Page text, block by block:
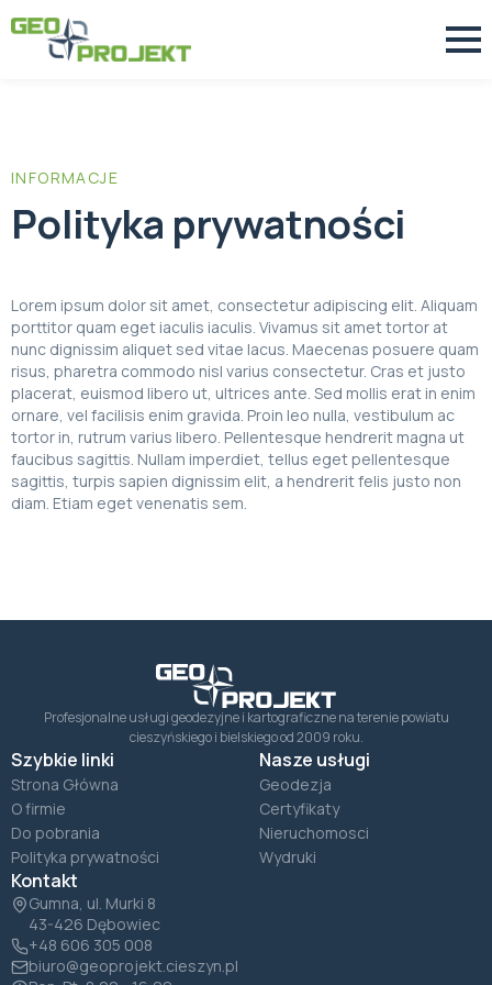
INFORMACJE
Polityka prywatności
Lorem ipsum dolor sit amet, consectetur adipiscing elit. Aliquam
porttitor quam eget iaculis iaculis. Vivamus sit amet tortor at
nunc dignissim aliquet sed vitae lacus. Maecenas posuere quam
risus, pharetra commodo nisl varius consectetur. Cras et justo
placerat, euismod libero ut, ultrices ante. Sed mollis erat in enim
ornare, vel facilisis enim gravida. Proin leo nulla, vestibulum ac
tortor in, rutrum varius libero. Pellentesque hendrerit magna ut
faucibus sagittis. Nullam imperdiet, tellus eget pellentesque
sagittis, turpis sapien dignissim elit, a hendrerit felis justo non
diam. Etiam eget venenatis sem.
Profesjonalne usługi geodezyjne i kartograficzne na terenie powiatu
cieszyńskiego i bielskiego od 2009 roku.
Szybkie linki
Strona Główna
O firmie
Do pobrania
Polityka prywatności
Nasze usługi
Geodezja
Certyfikaty
Nieruchomosci
Wydruki
Kontakt
Gumna, ul. Murki 8
43-426 Dębowiec
+48 606 305 008
biuro@geoprojekt.cieszyn.pl
Cena Powierzchnia Pokoje